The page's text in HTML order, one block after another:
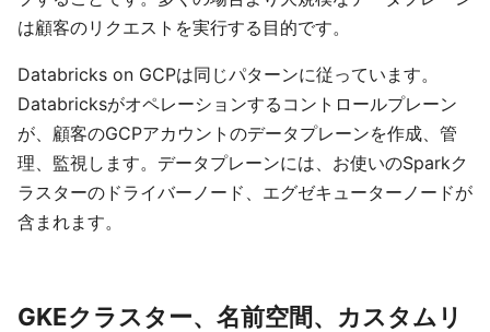
は顧客のリクエストを実行する目的です。
Databricks on GCPは同じパターンに従っています。
Databricksがオペレーションするコントロールプレーン
が、顧客のGCPアカウントのデータプレーンを作成、管
理、監視します。データプレーンには、お使いのSparkク
ラスターのドライバーノード、エグゼキューターノードが
含まれます。
GKEクラスター、名前空間、カスタムリ